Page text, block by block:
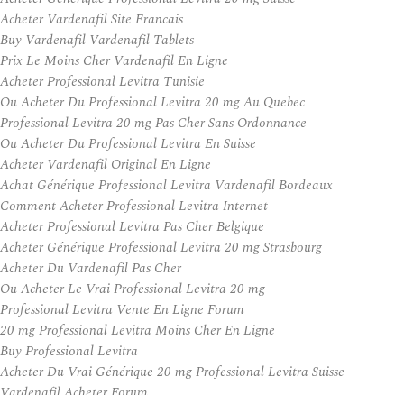
Acheter Vardenafil Site Francais
Buy Vardenafil Vardenafil Tablets
Prix Le Moins Cher Vardenafil En Ligne
Acheter Professional Levitra Tunisie
Ou Acheter Du Professional Levitra 20 mg Au Quebec
Professional Levitra 20 mg Pas Cher Sans Ordonnance
Ou Acheter Du Professional Levitra En Suisse
Acheter Vardenafil Original En Ligne
Achat Générique Professional Levitra Vardenafil Bordeaux
Comment Acheter Professional Levitra Internet
Acheter Professional Levitra Pas Cher Belgique
Acheter Générique Professional Levitra 20 mg Strasbourg
Acheter Du Vardenafil Pas Cher
Ou Acheter Le Vrai Professional Levitra 20 mg
Professional Levitra Vente En Ligne Forum
20 mg Professional Levitra Moins Cher En Ligne
Buy Professional Levitra
Acheter Du Vrai Générique 20 mg Professional Levitra Suisse